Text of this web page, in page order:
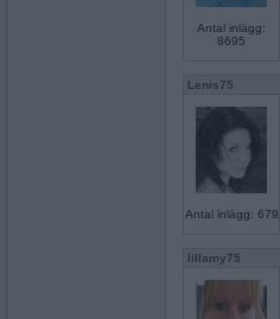
Antal inlägg:
8695
Lenis75
Antal inlägg: 679
lillamy75